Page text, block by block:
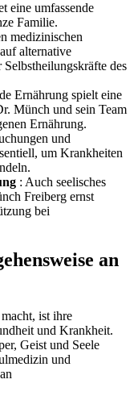
eine umfassende
Familie.
medizinischen
alternative
des
Ernährung spielt eine
Münch und sein Team
Ernährung.
und
um Krankheiten
: Auch seelisches
Freiberg ernst
bei
an
ist ihre
und Krankheit.
Geist und Seele
und